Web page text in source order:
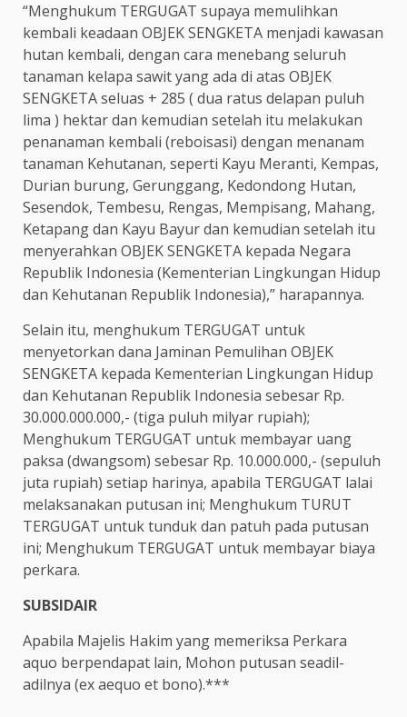
“Menghukum TERGUGAT supaya memulihkan
kembali keadaan OBJEK SENGKETA menjadi kawasan
hutan kembali, dengan cara menebang seluruh
tanaman kelapa sawit yang ada di atas OBJEK
SENGKETA seluas + 285 ( dua ratus delapan puluh
lima ) hektar dan kemudian setelah itu melakukan
penanaman kembali (reboisasi) dengan menanam
tanaman Kehutanan, seperti Kayu Meranti, Kempas,
Durian burung, Gerunggang, Kedondong Hutan,
Sesendok, Tembesu, Rengas, Mempisang, Mahang,
Ketapang dan Kayu Bayur dan kemudian setelah itu
menyerahkan OBJEK SENGKETA kepada Negara
Republik Indonesia (Kementerian Lingkungan Hidup
dan Kehutanan Republik Indonesia),” harapannya.
Selain itu, menghukum TERGUGAT untuk
menyetorkan dana Jaminan Pemulihan OBJEK
SENGKETA kepada Kementerian Lingkungan Hidup
dan Kehutanan Republik Indonesia sebesar Rp.
30.000.000.000,- (tiga puluh milyar rupiah);
Menghukum TERGUGAT untuk membayar uang
paksa (dwangsom) sebesar Rp. 10.000.000,- (sepuluh
juta rupiah) setiap harinya, apabila TERGUGAT lalai
melaksanakan putusan ini; Menghukum TURUT
TERGUGAT untuk tunduk dan patuh pada putusan
ini; Menghukum TERGUGAT untuk membayar biaya
perkara.
SUBSIDAIR
Apabila Majelis Hakim yang memeriksa Perkara
aquo berpendapat lain, Mohon putusan seadil-
adilnya (ex aequo et bono).***